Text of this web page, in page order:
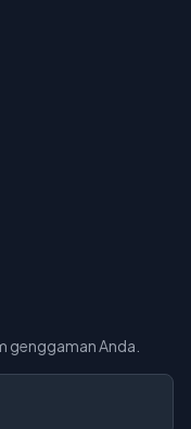
genggaman Anda.